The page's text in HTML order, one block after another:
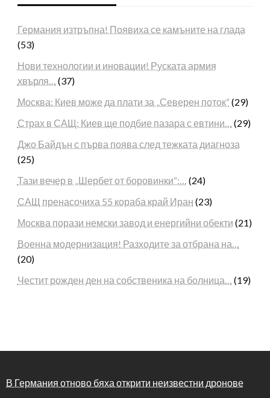
Германия изтръпна! Появиха се камъните на глада
(53)
Нови технологии и иновации! Руската армия
хвърля… (37)
Москва: Киев може да плати за „Северен поток“ (29)
Страх в САЩ: Киев ще подбие пазара с евтини… (29)
Джо Байдън с първа поява след тежката диагноза
(25)
Тази вечер в „Шербет от боровинки“:… (24)
САЩ пренасочиха 55 кораба край Иран (23)
Москва порази немски завод и енергийни обекти (21)
Военна модернизация! Разходите за отбрана на…
(20)
Честит рожден ден на собственика на болница… (19)
В Германия отново бяха открити неизвестни дронове